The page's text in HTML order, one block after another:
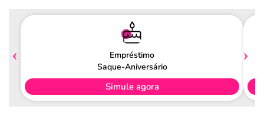
Empréstimo
Saque-Aniversário
Simule agora